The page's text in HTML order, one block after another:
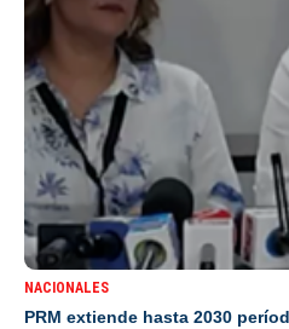
NACIONALES
PRM extiende hasta 2030